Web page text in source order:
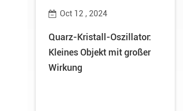
Oct 12 , 2024
Quarz-Kristall-Oszillator:
Kleines Objekt mit großer
Wirkung